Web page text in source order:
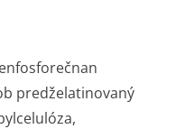
predželatinovaný